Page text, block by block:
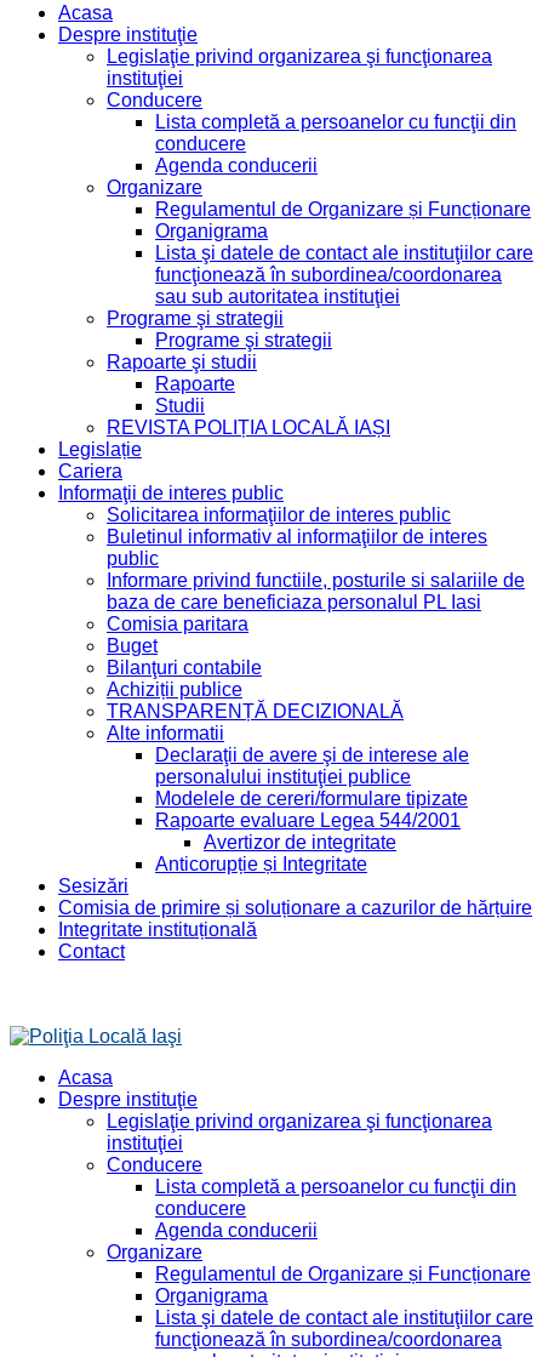
Acasa
Despre instituţie
Legislaţie privind organizarea şi funcţionarea
instituţiei
Conducere
Lista completă a persoanelor cu funcţii din
conducere
Agenda conducerii
Organizare
Regulamentul de Organizare și Funcționare
Organigrama
Lista şi datele de contact ale instituţiilor care
funcţionează în subordinea/coordonarea
sau sub autoritatea instituţiei
Programe şi strategii
Programe şi strategii
Rapoarte şi studii
Rapoarte
Studii
REVISTA POLIȚIA LOCALĂ IAȘI
Legislație
Cariera
Informaţii de interes public
Solicitarea informaţiilor de interes public
Buletinul informativ al informaţiilor de interes
public
Informare privind functiile, posturile si salariile de
baza de care beneficiaza personalul PL Iasi
Comisia paritara
Buget
Bilanţuri contabile
Achiziții publice
TRANSPARENȚĂ DECIZIONALĂ
Alte informatii
Declaraţii de avere şi de interese ale
personalului instituţiei publice
Modelele de cereri/formulare tipizate
Rapoarte evaluare Legea 544/2001
Avertizor de integritate
Anticorupție și Integritate
Sesizări
Comisia de primire și soluționare a cazurilor de hărțuire
Integritate instituțională
Contact
Acasa
Despre instituţie
Legislaţie privind organizarea şi funcţionarea
instituţiei
Conducere
Lista completă a persoanelor cu funcţii din
conducere
Agenda conducerii
Organizare
Regulamentul de Organizare și Funcționare
Organigrama
Lista şi datele de contact ale instituţiilor care
funcţionează în subordinea/coordonarea